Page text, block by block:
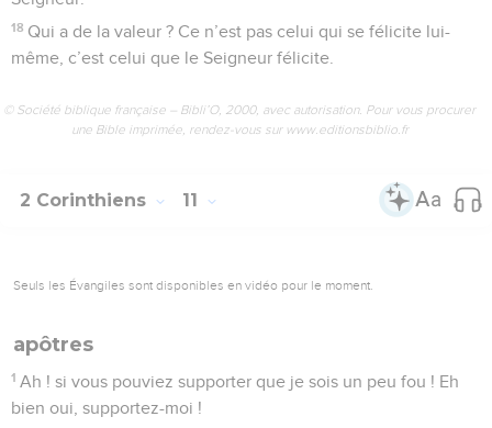
18 Qui a de la valeur ? Ce n’est pas celui qui se félicite lui-
même, c’est celui que le Seigneur félicite.
© Société biblique française – Bibli’O, 2000, avec autorisation. Pour vous procurer
une Bible imprimée, rendez-vous sur www.editionsbiblio.fr
2 Corinthiens 11
Seuls les Évangiles sont disponibles en vidéo pour le moment.
apôtres
1 Ah ! si vous pouviez supporter que je sois un peu fou ! Eh
bien oui, supportez-moi !